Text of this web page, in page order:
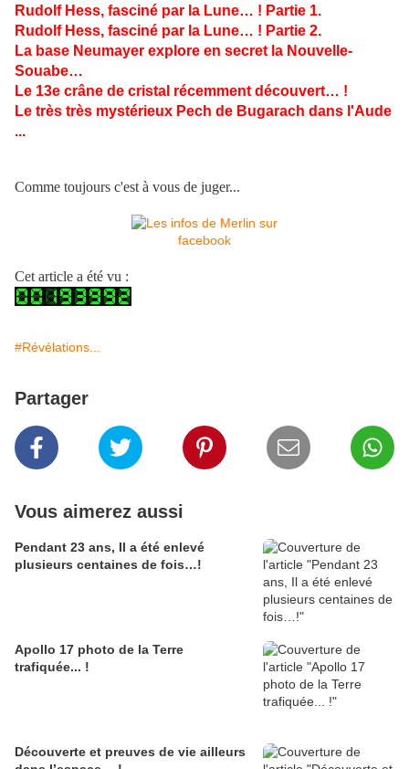
Rudolf Hess, fasciné par la Lune… ! Partie 1.
Rudolf Hess, fasciné par la Lune… ! Partie 2.
La base Neumayer explore en secret la Nouvelle-
Souabe…
Le 13e crâne de cristal récemment découvert… !
Le très très mystérieux Pech de Bugarach dans l'Aude
...
Comme toujours c'est à vous de juger...
Cet article a été vu :
#Révélations...
Partager
Vous aimerez aussi
Pendant 23 ans, Il a été enlevé
plusieurs centaines de fois…!
Apollo 17 photo de la Terre
trafiquée... !
Découverte et preuves de vie ailleurs